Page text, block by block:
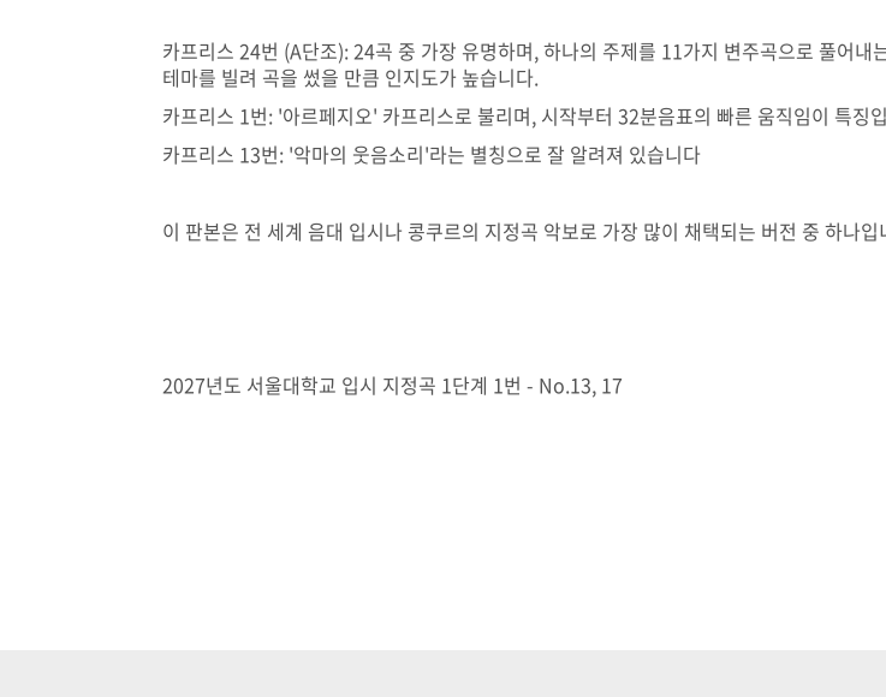
카프리스 24번 (A단조): 24곡 중 가장 유명하며, 하나의 주제를 11가지 변주곡으로 풀어
테마를 빌려 곡을 썼을 만큼 인지도가 높습니다.
카프리스 1번: '아르페지오' 카프리스로 불리며, 시작부터 32분음표의 빠른 움직임이 특징
카프리스 13번: '악마의 웃음소리'라는 별칭으로 잘 알려져 있습니다
이 판본은 전 세계 음대 입시나 콩쿠르의 지정곡 악보로 가장 많이 채택되는 버전 중 하나입
2027년도 서울대학교 입시 지정곡 1단계 1번 - No.13, 17